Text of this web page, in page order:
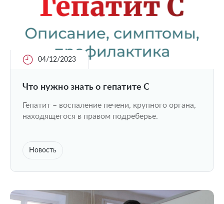
04/12/2023
Что нужно знать о гепатите С
Гепатит – воспаление печени, крупного органа,
находящегося в правом подреберье.
Новость